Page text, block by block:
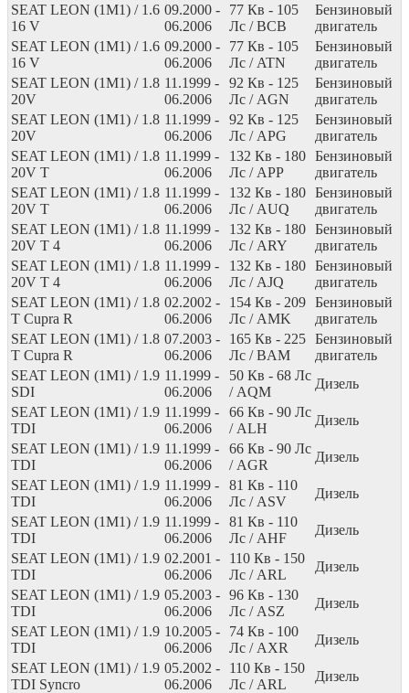
SEAT LEON (1M1) / 1.6
16 V
09.2000 -
06.2006
77 Кв - 105
Лс / BCB
Бензиновый
двигатель
SEAT LEON (1M1) / 1.6
16 V
09.2000 -
06.2006
77 Кв - 105
Лс / ATN
Бензиновый
двигатель
SEAT LEON (1M1) / 1.8
20V
11.1999 -
06.2006
92 Кв - 125
Лс / AGN
Бензиновый
двигатель
SEAT LEON (1M1) / 1.8
20V
11.1999 -
06.2006
92 Кв - 125
Лс / APG
Бензиновый
двигатель
SEAT LEON (1M1) / 1.8
20V T
11.1999 -
06.2006
132 Кв - 180
Лс / APP
Бензиновый
двигатель
SEAT LEON (1M1) / 1.8
20V T
11.1999 -
06.2006
132 Кв - 180
Лс / AUQ
Бензиновый
двигатель
SEAT LEON (1M1) / 1.8
20V T 4
11.1999 -
06.2006
132 Кв - 180
Лс / ARY
Бензиновый
двигатель
SEAT LEON (1M1) / 1.8
20V T 4
11.1999 -
06.2006
132 Кв - 180
Лс / AJQ
Бензиновый
двигатель
SEAT LEON (1M1) / 1.8
T Cupra R
02.2002 -
06.2006
154 Кв - 209
Лс / AMK
Бензиновый
двигатель
SEAT LEON (1M1) / 1.8
T Cupra R
07.2003 -
06.2006
165 Кв - 225
Лс / BAM
Бензиновый
двигатель
SEAT LEON (1M1) / 1.9
SDI
11.1999 -
06.2006
50 Кв - 68 Лс
/ AQM
Дизель
SEAT LEON (1M1) / 1.9
TDI
11.1999 -
06.2006
66 Кв - 90 Лс
/ ALH
Дизель
SEAT LEON (1M1) / 1.9
TDI
11.1999 -
06.2006
66 Кв - 90 Лс
/ AGR
Дизель
SEAT LEON (1M1) / 1.9
TDI
11.1999 -
06.2006
81 Кв - 110
Лс / ASV
Дизель
SEAT LEON (1M1) / 1.9
TDI
11.1999 -
06.2006
81 Кв - 110
Лс / AHF
Дизель
SEAT LEON (1M1) / 1.9
TDI
02.2001 -
06.2006
110 Кв - 150
Лс / ARL
Дизель
SEAT LEON (1M1) / 1.9
TDI
05.2003 -
06.2006
96 Кв - 130
Лс / ASZ
Дизель
SEAT LEON (1M1) / 1.9
TDI
10.2005 -
06.2006
74 Кв - 100
Лс / AXR
Дизель
SEAT LEON (1M1) / 1.9
TDI Syncro
05.2002 -
06.2006
110 Кв - 150
Лс / ARL
Дизель